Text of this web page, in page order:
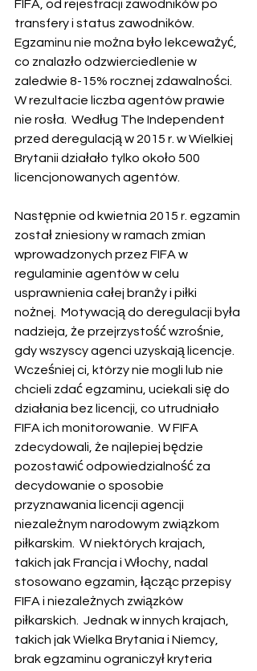
FIFA, od rejestracji zawodników po
transfery i status zawodników.
Egzaminu nie można było lekceważyć,
co znalazło odzwierciedlenie w
zaledwie 8-15% rocznej zdawalności.
W rezultacie liczba agentów prawie
nie rosła.  Według The Independent
przed deregulacją w 2015 r. w Wielkiej
Brytanii działało tylko około 500
licencjonowanych agentów.
Następnie od kwietnia 2015 r. egzamin
został zniesiony w ramach zmian
wprowadzonych przez FIFA w
regulaminie agentów w celu
usprawnienia całej branży i piłki
nożnej.  Motywacją do deregulacji była
nadzieja, że ​​​​przejrzystość wzrośnie,
gdy wszyscy agenci uzyskają licencje.
Wcześniej ci, którzy nie mogli lub nie
chcieli zdać egzaminu, uciekali się do
działania bez licencji, co utrudniało
FIFA ich monitorowanie.  W FIFA
zdecydowali, że najlepiej będzie
pozostawić odpowiedzialność za
decydowanie o sposobie
przyznawania licencji agencji
niezależnym narodowym związkom
piłkarskim.  W niektórych krajach,
takich jak Francja i Włochy, nadal
stosowano egzamin, łącząc przepisy
FIFA i niezależnych związków
piłkarskich.  Jednak w innych krajach,
takich jak Wielka Brytania i Niemcy,
brak egzaminu ograniczył kryteria